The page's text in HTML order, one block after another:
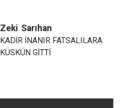
Zeki Sarıhan
KADİR İNANIR FATSALILARA
KÜSKÜN GİTTİ